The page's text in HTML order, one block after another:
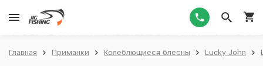
Главная Приманки Колеблющиеся блесны Lucky John